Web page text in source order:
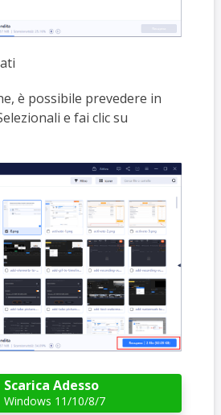
è possibile prevedere in
e fai clic su
Scarica Adesso
Windows 11/10/8/7